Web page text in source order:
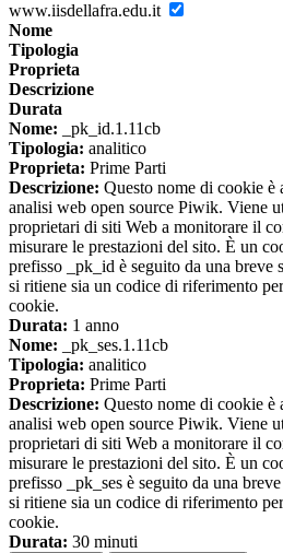
www.iisdellafra.edu.it
Nome
Tipologia
Proprieta
Descrizione
Durata
Nome: _pk_id.1.11cb
Tipologia: analitico
Proprieta: Prime Parti
Descrizione: Questo nome di cookie è
analisi web open source Piwik. Viene
proprietari di siti Web a monitorare il
misurare le prestazioni del sito. È un
prefisso _pk_id è seguito da una breve
si ritiene sia un codice di riferimento
cookie.
Durata: 1 anno
Nome: _pk_ses.1.11cb
Tipologia: analitico
Proprieta: Prime Parti
Descrizione: Questo nome di cookie è
analisi web open source Piwik. Viene
proprietari di siti Web a monitorare il
misurare le prestazioni del sito. È un
prefisso _pk_ses è seguito da una
si ritiene sia un codice di riferimento
cookie.
Durata: 30 minuti